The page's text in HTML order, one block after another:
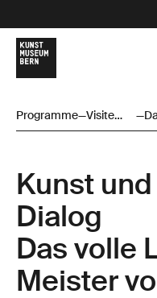
Programme—Visite
guidée
—
Kunst
Dialog
Das volle
Meister